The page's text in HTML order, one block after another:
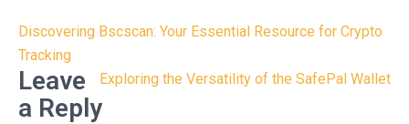
Post
navigation
Discovering Bscscan: Your Essential Resource for Crypto
Tracking
Exploring the Versatility of the SafePal Wallet
Leave
a Reply